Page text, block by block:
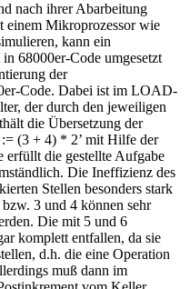
nach ihrer Abarbeitung
einem Mikroprozessor wie
kann ein
68000er-Code umgesetzt
der
Code. Dabei ist im LOAD-
der durch den jeweiligen
die Übersetzung der
(3 + 4) * 2’ mit Hilfe der
erfüllt die gestellte Aufgabe
Die Ineffizienz des
Stellen besonders stark
3 und 4 können sehr
Die mit 5 und 6
komplett entfallen, da sie
d.h. die eine Operation
muß dann im